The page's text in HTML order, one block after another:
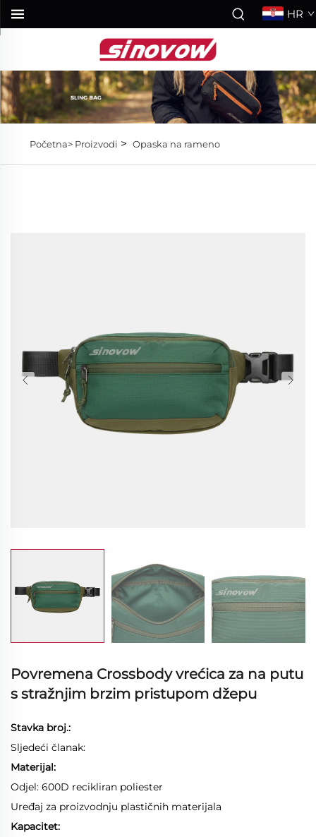
HR
Početna> Proizvodi > Opaska na rameno
Povremena Crossbody vrećica za na putu
s stražnjim brzim pristupom džepu
Stavka broj.:
Sljedeći članak:
Materijal:
Odjel: 600D recikliran poliester
Uređaj za proizvodnju plastičnih materijala
Kapacitet: